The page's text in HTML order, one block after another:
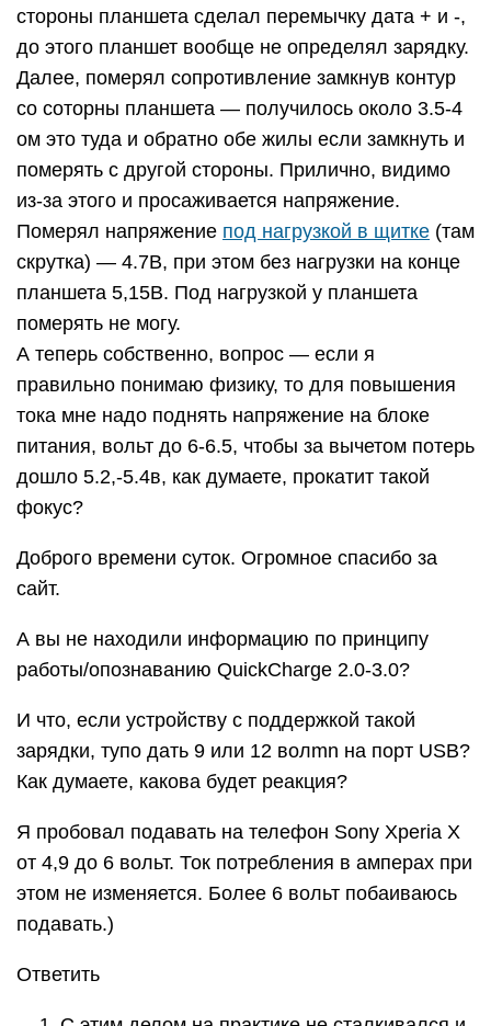
стороны планшета сделал перемычку дата + и -,
до этого планшет вообще не определял зарядку.
Далее, померял сопротивление замкнув контур
со соторны планшета — получилось около 3.5-4
ом это туда и обратно обе жилы если замкнуть и
померять с другой стороны. Прилично, видимо
из-за этого и просаживается напряжение.
Померял напряжение под нагрузкой в щитке (там
скрутка) — 4.7В, при этом без нагрузки на конце
планшета 5,15В. Под нагрузкой у планшета
померять не могу.
А теперь собственно, вопрос — если я
правильно понимаю физику, то для повышения
тока мне надо поднять напряжение на блоке
питания, вольт до 6-6.5, чтобы за вычетом потерь
дошло 5.2,-5.4в, как думаете, прокатит такой
фокус?
Доброго времени суток. Огромное спасибо за
сайт.
А вы не находили информацию по принципу
работы/опознаванию QuickCharge 2.0-3.0?
И что, если устройству с поддержкой такой
зарядки, тупо дать 9 или 12 волmn на порт USB?
Как думаете, какова будет реакция?
Я пробовал подавать на телефон Sony Xperia X
от 4,9 до 6 вольт. Ток потребления в амперах при
этом не изменяется. Более 6 вольт побаиваюсь
подавать.)
Ответить